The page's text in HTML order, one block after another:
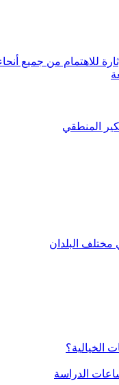
المنطقي
مختلف البلدان
الخيالية؟
الدراسة